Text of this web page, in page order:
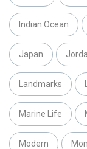
Indian Ocean
Japan
Landmarks
Marine Life
Modern